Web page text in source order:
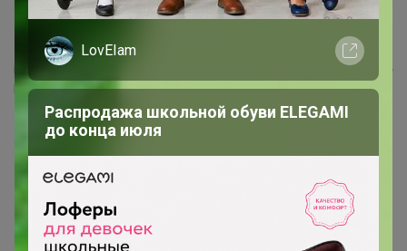
Бонифаций, спасибочки! Очень буду ждать!!!!
Если проблему можно решить, не стоит о ней беспокоиться, если её
решить нельзя, беспокоиться бесполезно.
Показаны записи
LovEIam
Распродажа школьной обуви ELEGAMI
до конца июля